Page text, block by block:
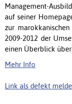
Management-
auf seiner
zur
2009-2012 der
einen Überblick über
Mehr Info
Link als defekt